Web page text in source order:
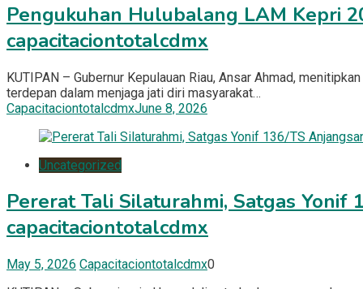
Pengukuhan Hulubalang LAM Kepri
capacitaciontotalcdmx
KUTIPAN – Gubernur Kepulauan Riau, Ansar Ahmad,
terdepan dalam menjaga jati diri masyarakat…
CapacitaciontotalcdmxJune 8, 2026
Uncategorized
Pererat Tali Silaturahmi, Satgas Yonif
capacitaciontotalcdmx
May 5, 2026 Capacitaciontotalcdmx0